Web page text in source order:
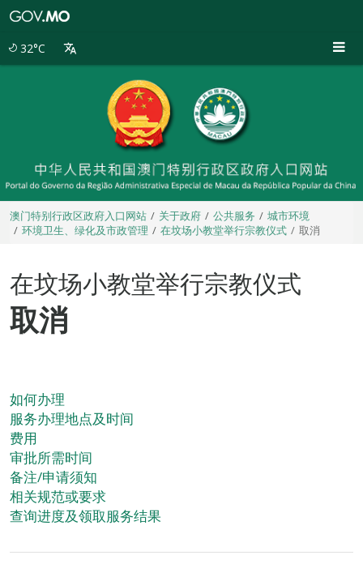
32°C
澳门特别行政区政府入口网站 关于政府 公共服务
城市环境
环境卫生、绿化及市政管理
在坟场小教堂举行宗教仪式 取消
在坟场小教堂举行宗教仪式
取消
如何办理
服务办理地点及时间
费用
审批所需时间
备注/申请须知
相关规范或要求
查询进度及领取服务结果